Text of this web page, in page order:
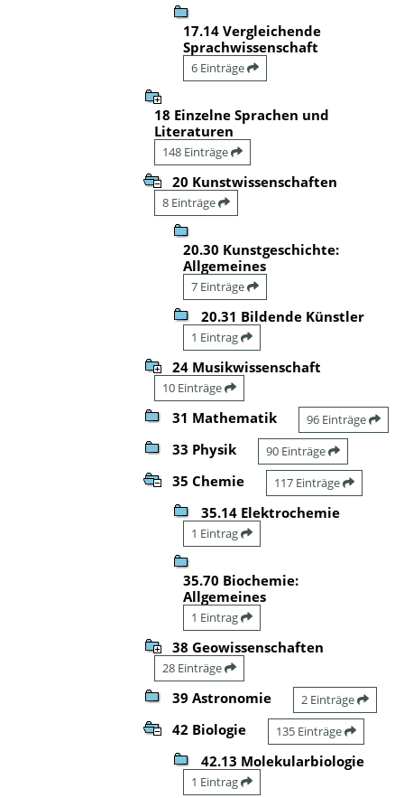
17.14 Vergleichende
Sprachwissenschaft
6 Einträge
18 Einzelne Sprachen und
Literaturen
148 Einträge
20 Kunstwissenschaften
8 Einträge
20.30 Kunstgeschichte:
Allgemeines
7 Einträge
20.31 Bildende Künstler
1 Eintrag
24 Musikwissenschaft
10 Einträge
31 Mathematik 96 Einträge
33 Physik 90 Einträge
35 Chemie 117 Einträge
35.14 Elektrochemie
1 Eintrag
35.70 Biochemie:
Allgemeines
1 Eintrag
38 Geowissenschaften
28 Einträge
39 Astronomie 2 Einträge
42 Biologie 135 Einträge
42.13 Molekularbiologie
1 Eintrag